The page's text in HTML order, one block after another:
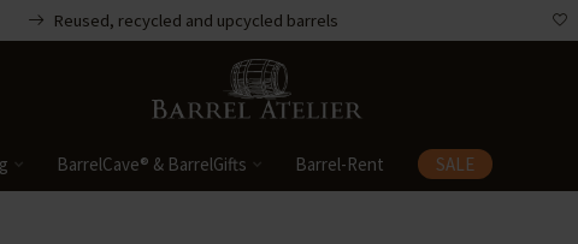
Reused, recycled and upcycled barrels
BarrelCave® & BarrelGifts Barrel-Rent SALE